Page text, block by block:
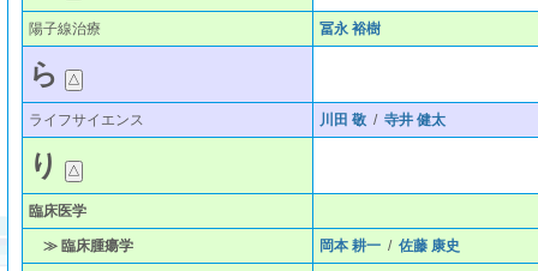
陽子線治療 冨永 裕樹
ら
ライフサイエンス 川田 敬/ 寺井 健太
り
臨床医学
≫ 臨床腫瘍学 岡本 耕一/ 佐藤 康史